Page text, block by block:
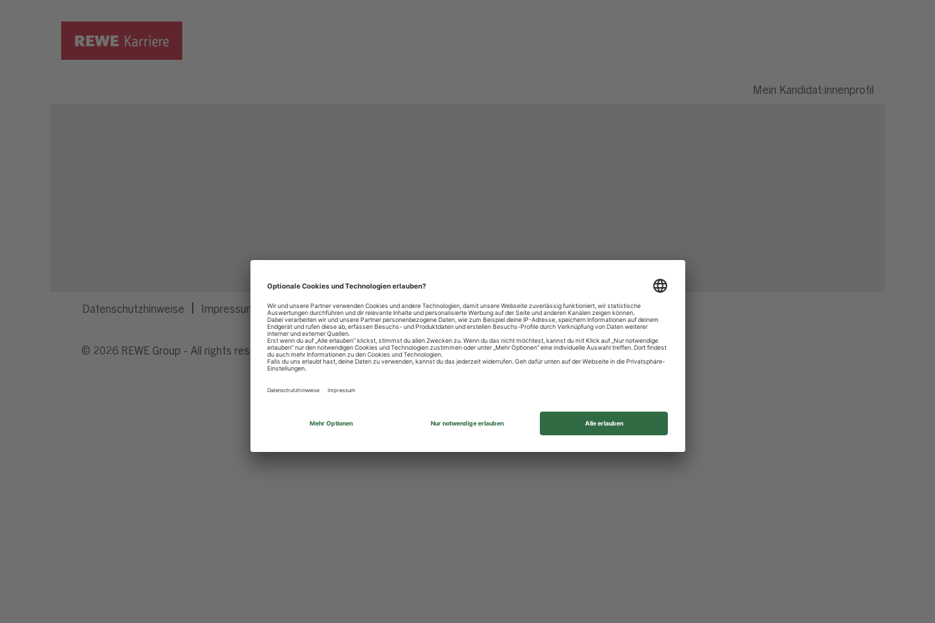
Mein Kandidat:innenprofil
Datenschutzhinweise Impressum Privatsphäre-Einstellungen
© 2026 REWE Group - All rights reserved